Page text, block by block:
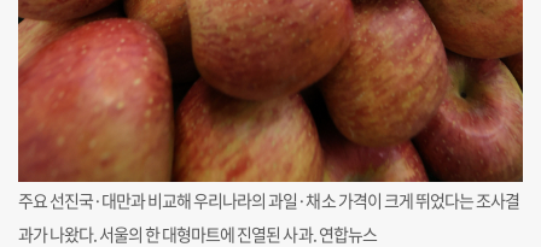
주요 선진국·대만과 비교해 우리나라의 과일·채소 가격이 크게 뛰었다는 조사결
과가 나왔다. 서울의 한 대형마트에 진열된 사과. 연합뉴스